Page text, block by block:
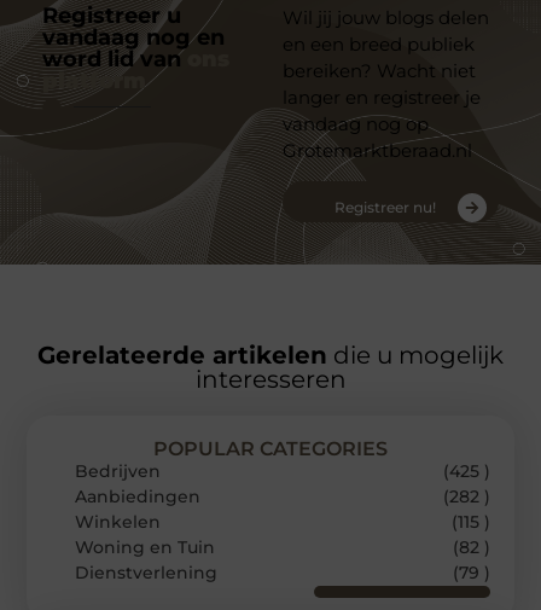
Registreer u
vandaag nog en
word lid van
platform
Wil jij jouw blogs delen
en een breed publiek
bereiken? Wacht niet
langer en registreer je
vandaag nog op
Grotemarktberaad.nl
Registreer nu!
Gerelateerde artikelen die u mogelijk
interesseren
POPULAR CATEGORIES
Bedrijven
(425 )
Aanbiedingen
(282 )
Winkelen
(115 )
Woning en Tuin
(82 )
Dienstverlening
(79 )